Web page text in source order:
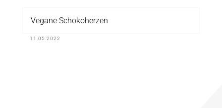
Vegane Schokoherzen
11.05.2022